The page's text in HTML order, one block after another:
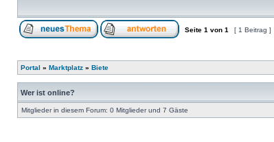
Seite 1 von 1 [ 1 Beitrag ]
Portal » Marktplatz » Biete
Wer ist online?
Mitglieder in diesem Forum: 0 Mitglieder und 7 Gäste